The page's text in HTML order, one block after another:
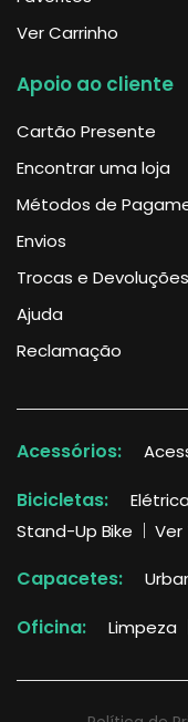
Ver Carrinho
Apoio ao cliente
Cartão Presente
Encontrar uma loja
Métodos de
Envios
Trocas e Devoluções
Ajuda
Reclamação
Acessórios:
Bicicletas:
Stand-Up Bike
Ver
Capacetes:
Oficina: Limpeza